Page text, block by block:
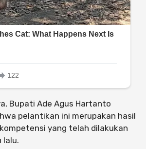
Bupati Ade Agus Hartanto
pelantikan ini merupakan hasil
yang telah dilakukan
lalu.